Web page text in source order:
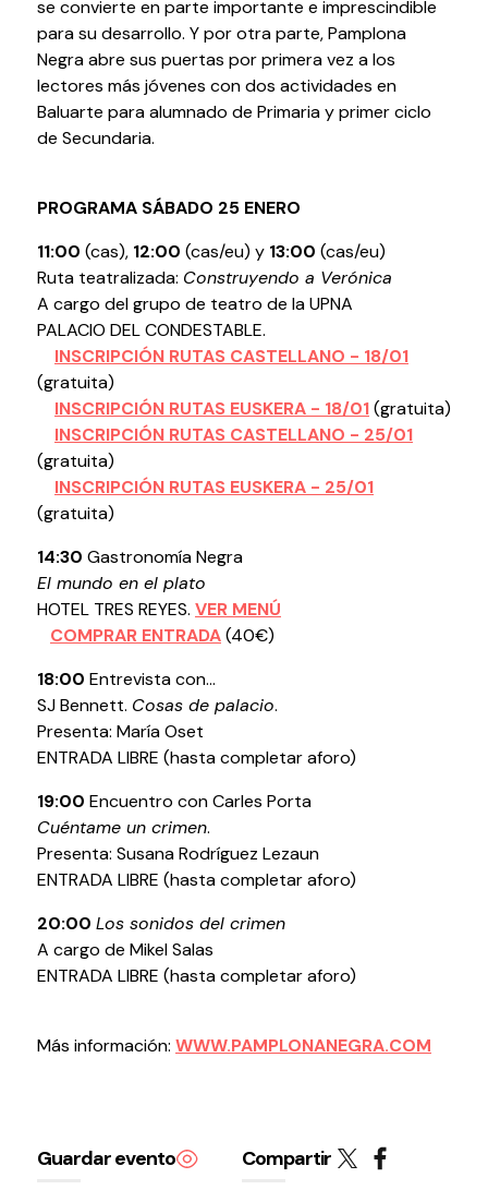
se convierte en parte importante e imprescindible
para su desarrollo. Y por otra parte, Pamplona
Negra abre sus puertas por primera vez a los
lectores más jóvenes con dos actividades en
Baluarte para alumnado de Primaria y primer ciclo
de Secundaria.
PROGRAMA SÁBADO 25 ENERO
11:00 (cas), 12:00 (cas/eu) y 13:00 (cas/eu)
Ruta teatralizada: Construyendo a Verónica
A cargo del grupo de teatro de la UPNA
PALACIO DEL CONDESTABLE.
INSCRIPCIÓN RUTAS CASTELLANO - 18/01
(gratuita)
INSCRIPCIÓN RUTAS EUSKERA - 18/01(gratuita)
INSCRIPCIÓN RUTAS CASTELLANO - 25/01
(gratuita)
INSCRIPCIÓN RUTAS EUSKERA - 25/01
(gratuita)
14:30 Gastronomía Negra
El mundo en el plato
HOTEL TRES REYES. VER MENÚ
COMPRAR ENTRADA(40€)
18:00 Entrevista con...
SJ Bennett. Cosas de palacio.
Presenta: María Oset
ENTRADA LIBRE (hasta completar aforo)
19:00 Encuentro con Carles Porta
Cuéntame un crimen.
Presenta: Susana Rodríguez Lezaun
ENTRADA LIBRE (hasta completar aforo)
20:00 Los sonidos del crimen
A cargo de Mikel Salas
ENTRADA LIBRE (hasta completar aforo)
Más información: WWW.PAMPLONANEGRA.COM
Guardar evento Compartir